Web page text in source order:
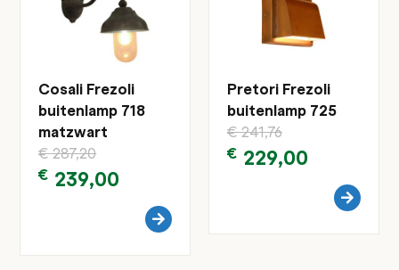
Cosali Frezoli
buitenlamp 718
matzwart
€287,20
€ 239,00
Pretori Frezoli
buitenlamp 725
€241,76
€ 229,00